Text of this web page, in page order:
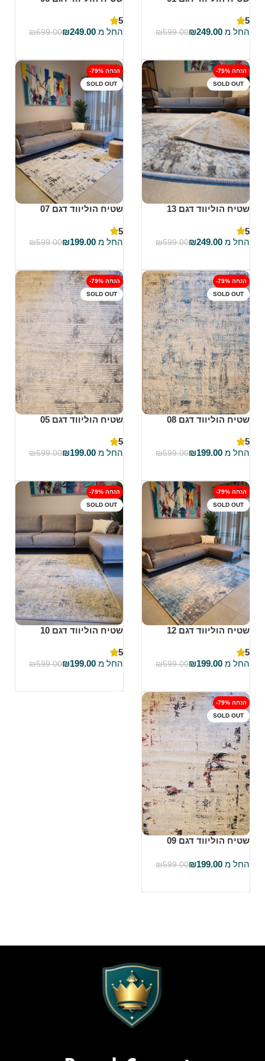
5
החל מ
₪249.00
₪599.00
5
החל מ
₪249.00
₪699.00
-75% הנחה
SOLD OUT
שטיח הוליווד דגם 13
5
החל מ
₪249.00
₪599.00
-79% הנחה
SOLD OUT
שטיח הוליווד דגם 07
5
החל מ
₪199.00
₪599.00
-79% הנחה
SOLD OUT
שטיח הוליווד דגם 08
5
החל מ
₪199.00
₪599.00
-79% הנחה
SOLD OUT
שטיח הוליווד דגם 05
5
החל מ
₪199.00
₪599.00
-79% הנחה
SOLD OUT
שטיח הוליווד דגם 12
5
החל מ
₪199.00
₪599.00
-79% הנחה
SOLD OUT
שטיח הוליווד דגם 10
5
החל מ
₪199.00
₪599.00
-79% הנחה
SOLD OUT
שטיח הוליווד דגם 09
החל מ ₪199.00
₪599.00